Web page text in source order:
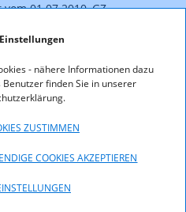
- nähere Informationen dazu
Benutzer finden Sie in unserer
ZUSTIMMEN
COOKIES AKZEPTIEREN
01.07.2010, GZ
(pdf, 47,5 KB)